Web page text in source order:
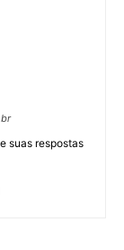
suas respostas